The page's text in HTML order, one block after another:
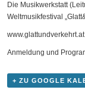
Die Musikwerkstatt
Weltmusikfestival
www.glattundverkehrt.at
Anmeldung und
+ ZU GOOGLE